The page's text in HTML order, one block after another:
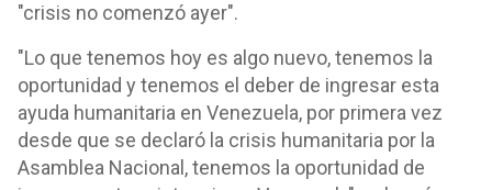
"crisis no comenzó ayer".
"Lo que tenemos hoy es algo nuevo, tenemos la
oportunidad y tenemos el deber de ingresar esta
ayuda humanitaria en Venezuela, por primera vez
desde que se declaró la crisis humanitaria por la
Asamblea Nacional, tenemos la oportunidad de